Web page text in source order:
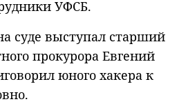
УФСБ.
суде выступал старший
прокурора Евгений
юного хакера к